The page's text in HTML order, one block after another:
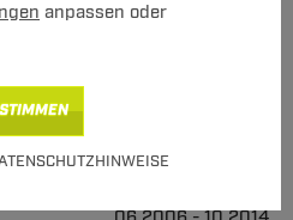
anpassen oder